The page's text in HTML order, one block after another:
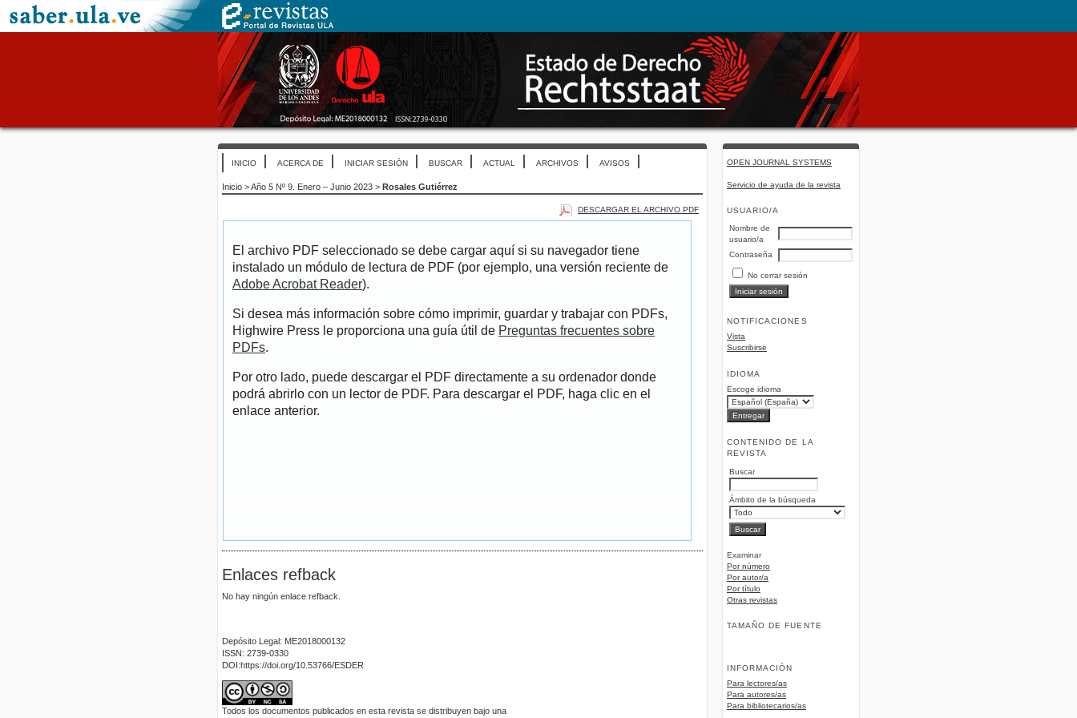
OPEN JOURNAL SYSTEMS
Servicio de ayuda de la revista
USUARIO/A
Nombre de
usuario/a
Contraseña
No cerrar sesión
NOTIFICACIONES
Vista
Suscribirse
IDIOMA
Escoge idioma
CONTENIDO DE LA
REVISTA
Buscar
Ámbito de la búsqueda
Examinar
Por número
Por autor/a
Por título
Otras revistas
TAMAÑO DE FUENTE
INFORMACIÓN
Para lectores/as
Para autores/as
Para bibliotecarios/as
INICIO ACERCA DE INICIAR SESIÓN BUSCAR ACTUAL ARCHIVOS AVISOS
Inicio >Año 5 Nº 9. Enero – Junio 2023 > Rosales Gutiérrez
DESCARGAR EL ARCHIVO PDF
El archivo PDF seleccionado se debe cargar aquí si su navegador tiene
instalado un módulo de lectura de PDF (por ejemplo, una versión reciente de
Adobe Acrobat Reader).
Si desea más información sobre cómo imprimir, guardar y trabajar con PDFs,
Highwire Press le proporciona una guía útil de Preguntas frecuentes sobre
PDFs.
Por otro lado, puede descargar el PDF directamente a su ordenador donde
podrá abrirlo con un lector de PDF. Para descargar el PDF, haga clic en el
enlace anterior.
Enlaces refback
No hay ningún enlace refback.
Depósito Legal: ME2018000132
ISSN: 2739-0330
DOI:https://doi.org/10.53766/ESDER
Todos los documentos publicados en esta revista se distribuyen bajo una